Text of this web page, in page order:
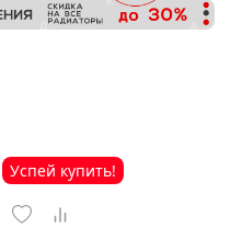
Успей купить!